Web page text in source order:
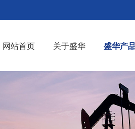
网站首页 关于盛华 盛华产